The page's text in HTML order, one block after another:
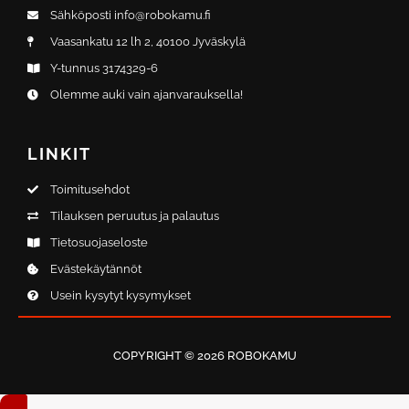
Sähköposti info@robokamu.fi
Vaasankatu 12 lh 2, 40100 Jyväskylä
Y-tunnus 3174329-6
Olemme auki vain ajanvarauksella!
LINKIT
Toimitusehdot
Tilauksen peruutus ja palautus
Tietosuojaseloste
Evästekäytännöt
Usein kysytyt kysymykset
COPYRIGHT © 2026 ROBOKAMU